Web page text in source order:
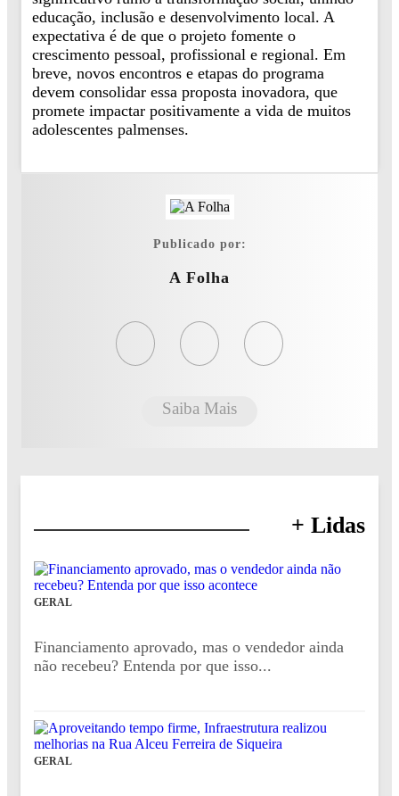
educação, inclusão e desenvolvimento local. A
expectativa é de que o projeto fomente o
crescimento pessoal, profissional e regional. Em
breve, novos encontros e etapas do programa
devem consolidar essa proposta inovadora, que
promete impactar positivamente a vida de muitos
adolescentes palmenses.
Publicado por:
A Folha
Saiba Mais
+ Lidas
GERAL
Financiamento aprovado, mas o vendedor ainda
não recebeu? Entenda por que isso...
GERAL